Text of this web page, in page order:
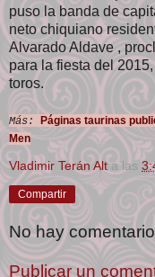
puso la banda de
neto chiquiano
Alvarado Aldave ,
para la fiesta del
toros.
Más: Páginas taurinas
Men
Vladimir Terán Alt a las
Compartir
No hay
Publicar un